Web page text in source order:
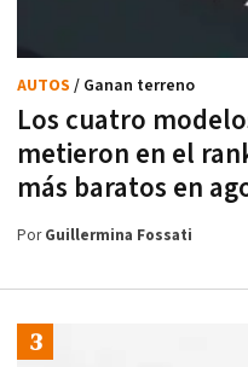
Los cuatro
metieron en el
más baratos en
AUTOS / Ganan terreno
PorGuillermina Fossati